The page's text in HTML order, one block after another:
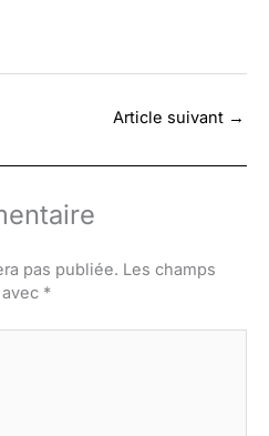
Article suivant →
pas publiée. Les champs
*